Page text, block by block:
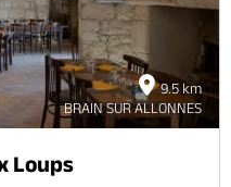
9.5 km
BRAIN SUR ALLONNES
Loups